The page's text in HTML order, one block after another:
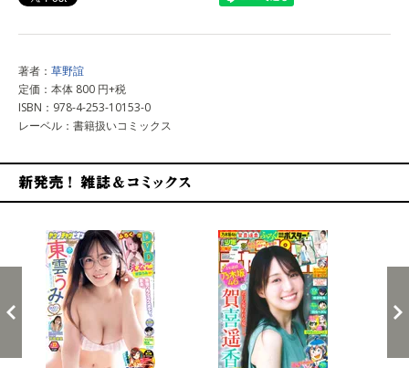
著者： 草野誼
定価：本体 800 円+税
ISBN：978-4-253-10153-0
レーベル：書籍扱いコミックス